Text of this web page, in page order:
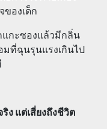
ของเด็ก
กะซองแล้วมีกลิ่น
ที่ฉุนรุนแรงเกินไป
ง แต่เสี่ยงถึงชีวิต